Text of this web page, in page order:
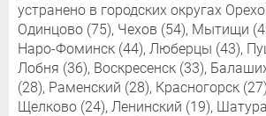
устранено в городских округах
Одинцово (75), Чехов (54), Мытищи
Наро-Фоминск (44), Люберцы (43),
Лобня (36), Воскресенск (33),
(28), Раменский (28), Красногорск
Щелково (24), Ленинский (19),